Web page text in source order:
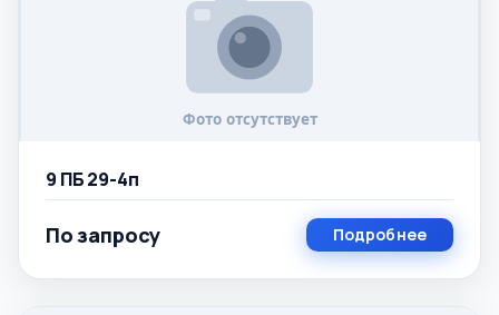
9 ПБ 29-4п
По запросу Подробнее